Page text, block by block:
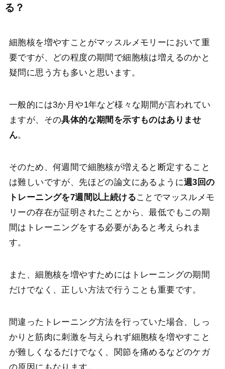
る？
細胞核を増やすことがマッスルメモリーにおいて重
要ですが、どの程度の期間で細胞核は増えるのかと
疑問に思う方も多いと思います。
一般的には3か月や1年など様々な期間が言われてい
ますが、その具体的な期間を示すものはありませ
ん。
そのため、何週間で細胞核が増えると断定すること
は難しいですが、先ほどの論文にあるように週3回の
トレーニングを7週間以上続けることでマッスルメモ
リーの存在が証明されたことから、最低でもこの期
間はトレーニングをする必要があると考えられま
す。
また、細胞核を増やすためにはトレーニングの期間
だけでなく、正しい方法で行うことも重要です。
間違ったトレーニング方法を行っていた場合、しっ
かりと筋肉に刺激を与えられず細胞核を増やすこと
が難しくなるだけでなく、関節を痛めるなどのケガ